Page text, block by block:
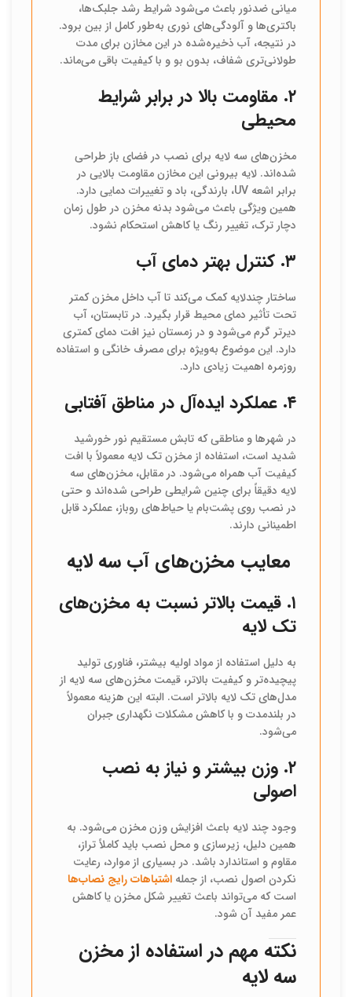
میانی ضدنور باعث می‌شود شرایط رشد جلبک‌ها،
باکتری‌ها و آلودگی‌های نوری به‌طور کامل از بین برود.
در نتیجه، آب ذخیره‌شده در این مخازن برای مدت
طولانی‌تری شفاف، بدون بو و با کیفیت باقی می‌ماند.
۲. مقاومت بالا در برابر شرایط
محیطی
مخزن‌های سه لایه برای نصب در فضای باز طراحی
شده‌اند. لایه بیرونی این مخازن مقاومت بالایی در
برابر اشعه UV، بارندگی، باد و تغییرات دمایی دارد.
همین ویژگی باعث می‌شود بدنه مخزن در طول زمان
دچار ترک، تغییر رنگ یا کاهش استحکام نشود.
۳. کنترل بهتر دمای آب
ساختار چندلایه کمک می‌کند تا آب داخل مخزن کمتر
تحت تأثیر دمای محیط قرار بگیرد. در تابستان، آب
دیرتر گرم می‌شود و در زمستان نیز افت دمای کمتری
دارد. این موضوع به‌ویژه برای مصرف خانگی و استفاده
روزمره اهمیت زیادی دارد.
۴. عملکرد ایده‌آل در مناطق آفتابی
در شهرها و مناطقی که تابش مستقیم نور خورشید
شدید است، استفاده از مخزن تک لایه معمولاً با افت
کیفیت آب همراه می‌شود. در مقابل، مخزن‌های سه
لایه دقیقاً برای چنین شرایطی طراحی شده‌اند و حتی
در نصب روی پشت‌بام یا حیاط‌های روباز، عملکرد قابل
اطمینانی دارند.
معایب مخزن‌های آب سه لایه
۱. قیمت بالاتر نسبت به مخزن‌های
تک لایه
به دلیل استفاده از مواد اولیه بیشتر، فناوری تولید
پیچیده‌تر و کیفیت بالاتر، قیمت مخزن‌های سه لایه از
مدل‌های تک لایه بالاتر است. البته این هزینه معمولاً
در بلندمدت و با کاهش مشکلات نگهداری جبران
می‌شود.
۲. وزن بیشتر و نیاز به نصب
اصولی
وجود چند لایه باعث افزایش وزن مخزن می‌شود. به
همین دلیل، زیرسازی و محل نصب باید کاملاً تراز،
مقاوم و استاندارد باشد. در بسیاری از موارد، رعایت
نکردن اصول نصب، از جمله اشتباهات رایج نصاب‌ها
است که می‌تواند باعث تغییر شکل مخزن یا کاهش
عمر مفید آن شود.
نکته مهم در استفاده از مخزن
سه لایه